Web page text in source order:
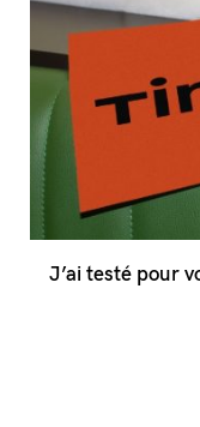
J’ai testé pour